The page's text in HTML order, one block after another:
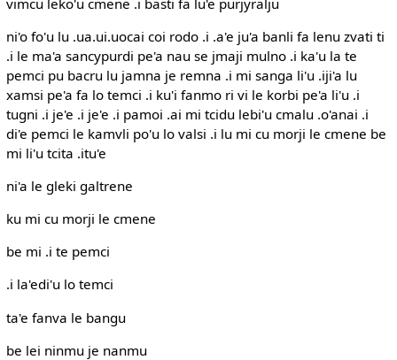
ni'o fo'u lu .ua.ui.uocai coi rodo .i .a'e ju'a banli fa lenu zvati ti
.i le ma'a sancypurdi pe'a nau se jmaji mulno .i ka'u la te
pemci pu bacru lu jamna je remna .i mi sanga li'u .iji'a lu
xamsi pe'a fa lo temci .i ku'i fanmo ri vi le korbi pe'a li'u .i
tugni .i je'e .i je'e .i pamoi .ai mi tcidu lebi'u cmalu .o'anai .i
di'e pemci le kamvli po'u lo valsi .i lu mi cu morji le cmene be
mi li'u tcita .itu'e
ni'a le gleki galtrene
ku mi cu morji le cmene
be mi .i te pemci
.i la'edi'u lo temci
ta'e fanva le bangu
be lei ninmu je nanmu